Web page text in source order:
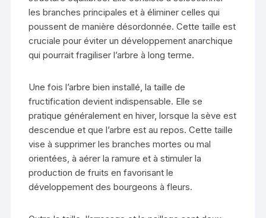
les branches principales et à éliminer celles qui
poussent de manière désordonnée. Cette taille est
cruciale pour éviter un développement anarchique
qui pourrait fragiliser l’arbre à long terme.
Une fois l’arbre bien installé, la taille de
fructification devient indispensable. Elle se
pratique généralement en hiver, lorsque la sève est
descendue et que l’arbre est au repos. Cette taille
vise à supprimer les branches mortes ou mal
orientées, à aérer la ramure et à stimuler la
production de fruits en favorisant le
développement des bourgeons à fleurs.